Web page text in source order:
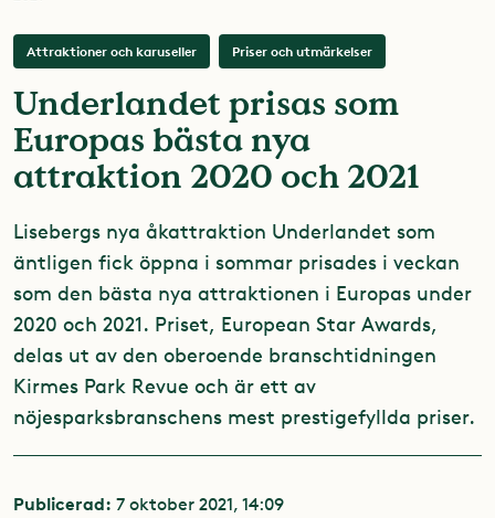
Attraktioner och karuseller Priser och utmärkelser
Underlandet prisas som
Europas bästa nya
attraktion 2020 och 2021
Lisebergs nya åkattraktion Underlandet som
äntligen fick öppna i sommar prisades i veckan
som den bästa nya attraktionen i Europas under
2020 och 2021. Priset, European Star Awards,
delas ut av den oberoende branschtidningen
Kirmes Park Revue och är ett av
nöjesparksbranschens mest prestigefyllda priser.
Publicerad: 7 oktober 2021, 14:09